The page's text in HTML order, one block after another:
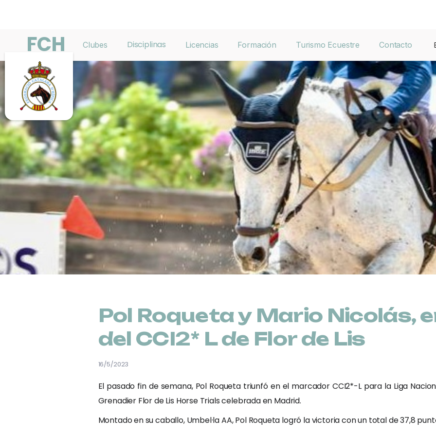
FCH Clubes Disciplinas Licencias Formación Turismo Ecuestre Contacto
Pol Roqueta y Mario Nicolás,
del CCI2* L de Flor de Lis
16/5/2023
El pasado fin de semana, Pol Roqueta triunfó en el marcador CCI2*-L para la Liga
Grenadier Flor de Lis Horse Trials celebrada en Madrid.
Montado en su caballo, Umbel·la AA, Pol Roqueta logró la victoria con un total de 37,8